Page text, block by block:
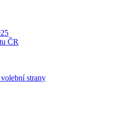
ČR
strany